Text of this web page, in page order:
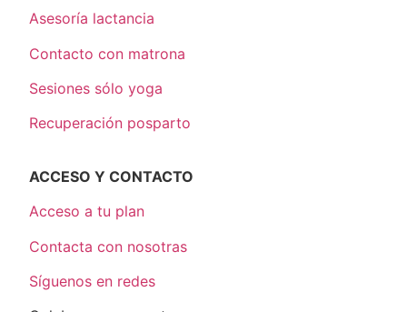
Asesoría lactancia
Contacto con matrona
Sesiones sólo yoga
Recuperación posparto
ACCESO Y CONTACTO
Acceso a tu plan
Contacta con nosotras
Síguenos en redes